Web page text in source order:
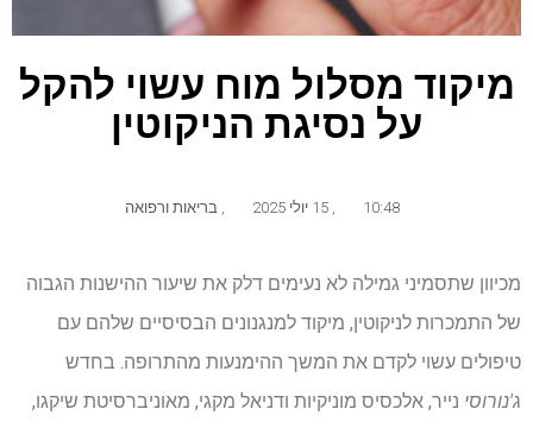
מיקוד מסלול מוח עשוי להקל
על נסיגת הניקוטין
10:48 15 יולי 2025 בריאות ורפואה
מכיוון שתסמיני גמילה לא נעימים דלק את שיעור ההישנות הגבוה
של התמכרות לניקוטין, מיקוד למנגנונים הבסיסיים שלהם עם
טיפולים עשוי לקדם את המשך ההימנעות מהתרופה. בחדש
ג'נורוסי נייר, אלכסיס מוניקיות ודניאל מקגי, מאוניברסיטת שיקגו,